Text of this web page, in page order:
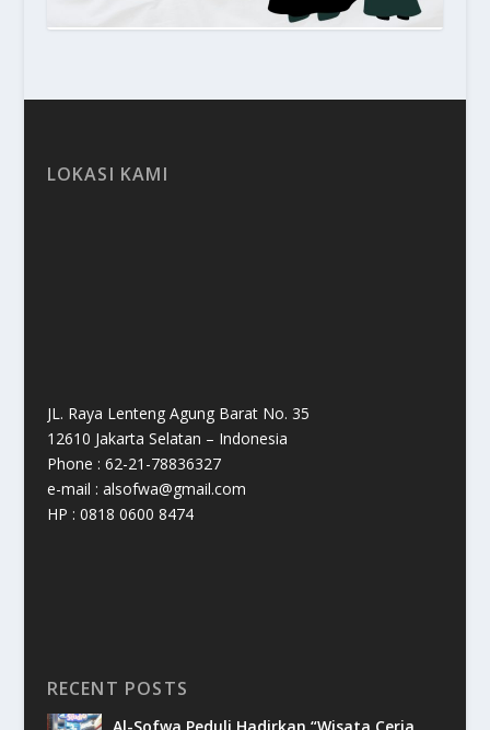
LOKASI KAMI
JL. Raya Lenteng Agung Barat No. 35
12610 Jakarta Selatan – Indonesia
Phone : 62-21-78836327
e-mail : alsofwa@gmail.com
HP : 0818 0600 8474
RECENT POSTS